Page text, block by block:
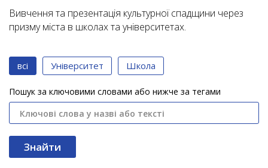
Вивчення та презентація культурної спадщини через
призму міста в школах та університетах.
всі Університет Школа
Пошук за ключовими словами або нижче за тегами